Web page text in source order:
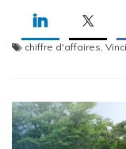
chiffre d'affaires, Vinci